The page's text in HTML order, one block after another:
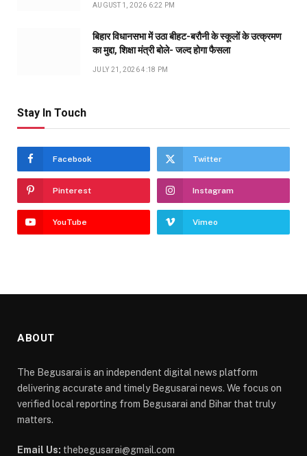
AUGUST 1, 2026 6:22 PM
बिहार विधानसभा में उठा बीहट-बरौनी के स्कूलों के उत्क्रमण
का मुद्दा, शिक्षा मंत्री बोले- जल्द होगा फैसला
JULY 21, 2026 4:18 PM
Stay In Touch
Facebook Twitter
Pinterest Instagram
YouTube Vimeo
ABOUT
The Begusarai is an independent digital news platform
delivering accurate and timely Begusarai news. We focus on
verified local reporting from Begusarai and Bihar that truly
matters.
Email Us: thebegusarai@gmail.com